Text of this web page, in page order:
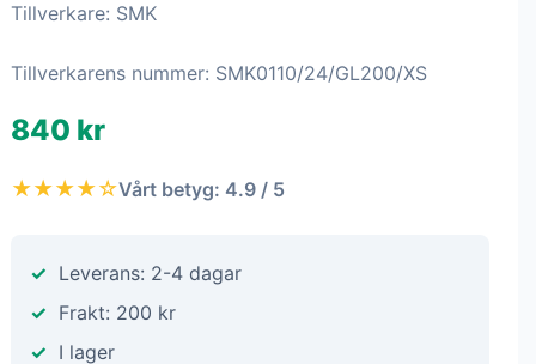
Tillverkare: SMK
Tillverkarens nummer: SMK0110/24/GL200/XS
840 kr
★★★★☆Vårt betyg: 4.9 / 5
Leverans: 2-4 dagar
Frakt: 200 kr
I lager